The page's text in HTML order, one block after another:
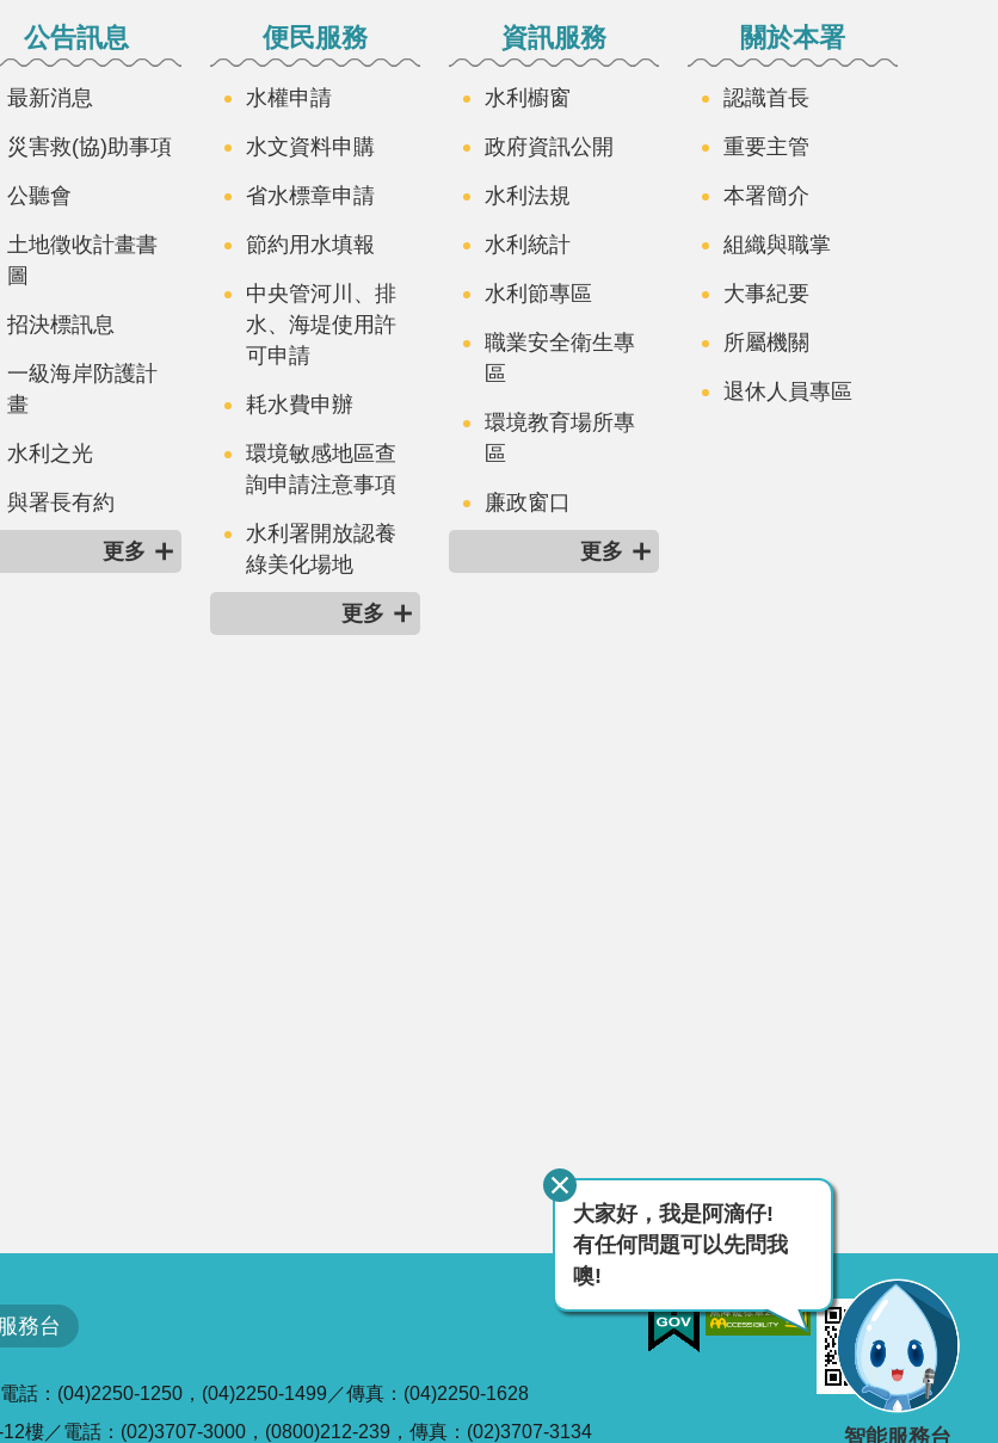
公告訊息
最新消息
災害救(協)助事項
公聽會
土地徵收計畫書
圖
招決標訊息
一級海岸防護計
畫
水利之光
與署長有約
更多
便民服務
水權申請
水文資料申購
省水標章申請
節約用水填報
中央管河川、排
水、海堤使用許
可申請
耗水費申辦
環境敏感地區查
詢申請注意事項
水利署開放認養
綠美化場地
更多
資訊服務
水利櫥窗
政府資訊公開
水利法規
水利統計
水利節專區
職業安全衛生專
區
環境教育場所專
區
廉政窗口
更多
關於本署
認識首長
重要主管
本署簡介
組織與職掌
大事紀要
所屬機關
退休人員專區
務台
話：(04)2250-1250，(04)2250-1499／傳真：(04)2250-1628
樓／電話：(02)3707-3000，(0800)212-239，傳真：(02)3707-3134
大家好，我是阿滴仔!
有任何問題可以先問我
噢!
智能服務台